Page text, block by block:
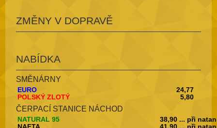
ZMĚNY V DOPRAVĚ
NABÍDKA
SMĚNÁRNY
EURO
24,77
POLSKÝ ZLOTÝ
5,80
ČERPACÍ STANICE NÁCHOD
NATURAL 95
38,90 ... při